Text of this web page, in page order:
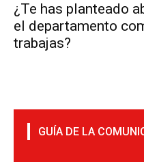
¿Te has planteado
el departamento
trabajas?
GUÍA DE LA